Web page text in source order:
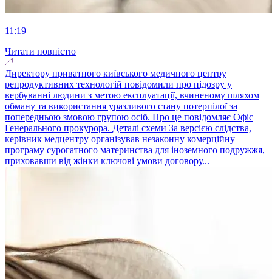
11:19
Читати повністю
Директору приватного київського медичного центру
репродуктивних технологій повідомили про підозру у
вербуванні людини з метою експлуатації, вчиненому шляхом
обману та використання уразливого стану потерпілої за
попередньою змовою групою осіб. Про це повідомляє Офіс
Генерального прокурора. Деталі схеми За версією слідства,
керівник медцентру організував незаконну комерційну
програму сурогатного материнства для іноземного подружжя,
приховавши від жінки ключові умови договору...